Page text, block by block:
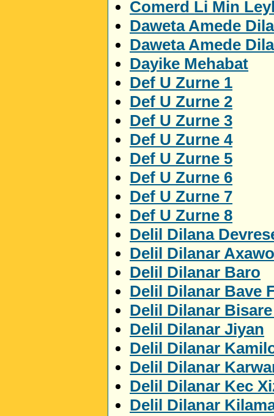
Comerd Li Min
Daweta Amede
Daweta Amede
Dayike Mehabat
Def U Zurne 1
Def U Zurne 2
Def U Zurne 3
Def U Zurne 4
Def U Zurne 5
Def U Zurne 6
Def U Zurne 7
Def U Zurne 8
Delil Dilana
Delil Dilanar
Delil Dilanar Baro
Delil Dilanar Bave
Delil Dilanar
Delil Dilanar Jiyan
Delil Dilanar
Delil Dilanar
Delil Dilanar Kec
Delil Dilanar